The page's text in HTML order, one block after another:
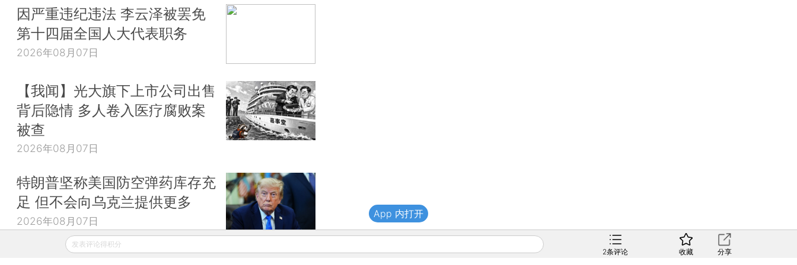
因严重违纪违法 李云泽被罢免
第十四届全国人大代表职务
2026年08月07日
【我闻】光大旗下上市公司出售
背后隐情 多人卷入医疗腐败案
被查
2026年08月07日
特朗普坚称美国防空弹药库存充
足 但不会向乌克兰提供更多
2026年08月07日
发表评论得积分
2条评论 收藏 分享
App 内打开